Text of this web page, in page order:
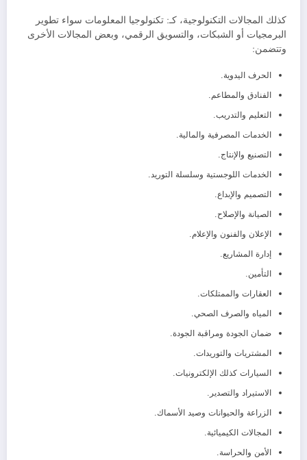
كذلك المجالات التكنولوجية، كـ: تكنولوجيا المعلومات سواء تطوير
البرمجيات أو الشبكات، والتسويق الرقمي، وبعض المجالات الأخرى
وتتضمن:
الحرف اليدوية.
الفنادق والمطاعم.
التعليم والتدريب.
الخدمات المصرفية والمالية.
التصنيع والإنتاج.
الخدمات اللوجستية وسلسلة التوريد.
التصميم والإبداع.
الصيانة والإصلاح.
الإعلان والفنون والإعلام.
إدارة المشاريع.
التأمين.
العقارات والممتلكات.
المياه والصرف الصحي.
ضمان الجودة ومراقبة الجودة.
المشتريات والتوريدات.
السيارات كذلك الإلكترونيات.
الاستيراد والتصدير.
الزراعة والحيوانات وصيد الأسماك.
المجالات الكيميائية.
الأمن والحراسة.